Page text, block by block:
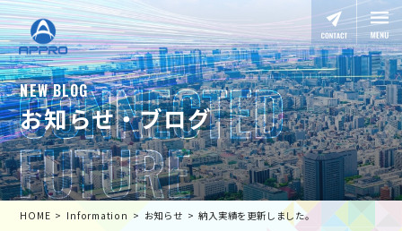
NEW BLOG
お知らせ・ブログ
HOME Information お知らせ 納入実績を更新しました。